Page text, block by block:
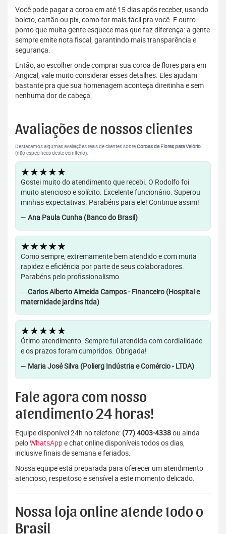
Você pode pagar a coroa em até 15 dias após receber, usando
boleto, cartão ou pix, como for mais fácil pra você. E outro
ponto que muita gente esquece mas que faz diferença: a gente
sempre emite nota fiscal, garantindo mais transparência e
segurança.
Então, ao escolher onde comprar sua coroa de flores para em
Angical, vale muito considerar esses detalhes. Eles ajudam
bastante pra que sua homenagem aconteça direitinha e sem
nenhuma dor de cabeça.
Avaliações de nossos clientes
Destacamos algumas avaliações reais de clientes sobreCoroas de Flores para Velório.
(não específicas deste cemitério).
★★★★★
Gostei muito do atendimento que recebi. O Rodolfo foi
muito atencioso e solícito. Excelente funcionário. Superou
minhas expectativas. Parabéns para ele! Continue assim!
— Ana Paula Cunha (Banco do Brasil)
★★★★★
Como sempre, extremamente bem atendido e com muita
rapidez e eficiência por parte de seus colaboradores.
Parabéns pelo profissionalismo.
— Carlos Alberto Almeida Campos - Financeiro (Hospital e
maternidade jardins ltda)
★★★★★
Ótimo atendimento. Sempre fui atendida com cordialidade
e os prazos foram cumpridos. Obrigada!
— Maria José Silva (Polierg Indústria e Comércio - LTDA)
Fale agora com nosso
atendimento 24 horas!
Equipe disponível 24h no telefone: (77) 4003-4338ou ainda
peloWhatsAppe chat online disponíveis todos os dias,
inclusive finais de semana e feriados.
Nossa equipe está preparada para oferecer um atendimento
atencioso, respeitoso e sensível a este momento delicado.
Nossa loja online atende todo o
Brasil